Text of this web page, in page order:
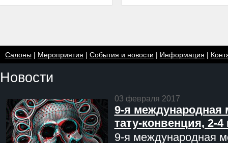
Салоны| Мероприятия | События и новости | Информация |
Новости
03 февраля 2017
9-я международная
тату-конвенция, 2-
9-я международная